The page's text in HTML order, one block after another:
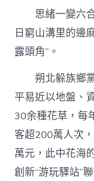
思緒一變六
日窮山溝里的邊
露頭角”。
朔北躲族鄉
平易近以地盤、
30余種花草，每
客超200萬人次
萬元，此中花海
創新“游玩驛站”